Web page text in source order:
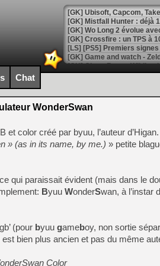
[GK] Mistfall Hunter : déjà
[GK] Wo Long 2 évolue
[GK] Crossfire : un TPS à
[LS] [PS5] Premiers
[Mo5] DOOM arrive en
[GK] Bethesda fête les 30
[GK] Roblox : l'action en
[GK] Agenda - GeForce
[LS] [PS5] ps5-y2jb-
[GK] Pourquoi Marvel
[GK] Test : Restory : Chill
[GK] GTA 6 : Rockstar
[GK] Hot Wheels Infinite
[GK] Mémoire cash -
[GK] Résultats Nintendo :
Chat
WonderSwan
et color créé par byuu, l’auteur d’Higan.
» (as in its name, by me.) » petite
qui paraissait évident (mais dans le
Byuu WonderSwan, à l’instar
(pour byuu gameboy, non sortie
est bien plus ancien et pas du même
Color